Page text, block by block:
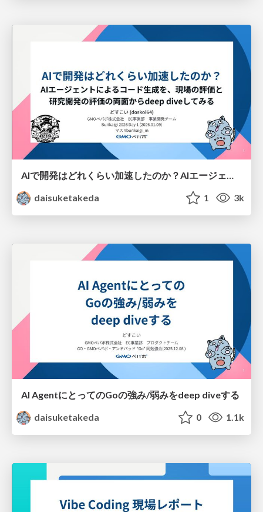
AIで開発はどれくらい加速したのか？AIエージェントによるコード生成を、現場の評価と研究開発の評価の両面からdeep diveしてみる
daisuketakeda
1 3k
AI AgentにとってのGoの強み/弱みをdeep diveする
daisuketakeda
0 1.1k